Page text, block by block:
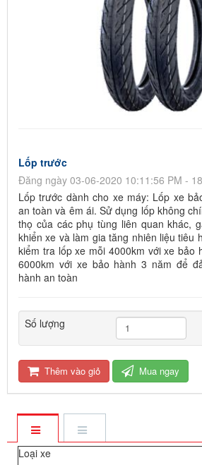
Lốp trước
Đăng ngày 03-06-2020 10:11:56 PM -
Lốp trước dành cho xe máy: Lốp xe
an toàn và êm ái. Sử dụng lốp không
thọ của các phụ tùng liên quan khác,
khiển xe và làm gia tăng nhiên liệu tiêu
kiểm tra lốp xe mỗi 4000km với xe bảo
6000km với xe bảo hành 3 năm để
hành an toàn
Số lượng
Thêm vào giỏ Mua ngay
Loại xe